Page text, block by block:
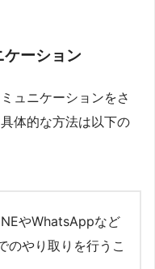
ーション
ュニケーションをさ
体的な方法は以下の
やWhatsAppなど
のやり取りを行うこ